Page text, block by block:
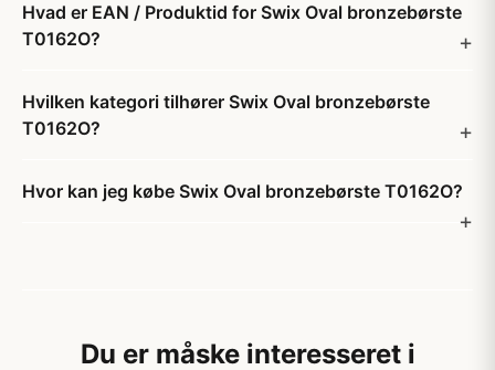
Hvad er EAN / Produktid for Swix Oval bronzebørste
T0162O?
Hvilken kategori tilhører Swix Oval bronzebørste
T0162O?
Hvor kan jeg købe Swix Oval bronzebørste T0162O?
Du er måske interesseret i